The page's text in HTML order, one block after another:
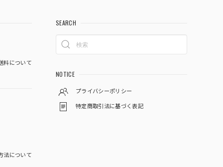
料について
法について
SEARCH
NOTICE
プライバシーポリシー
特定商取引法に基づく表記